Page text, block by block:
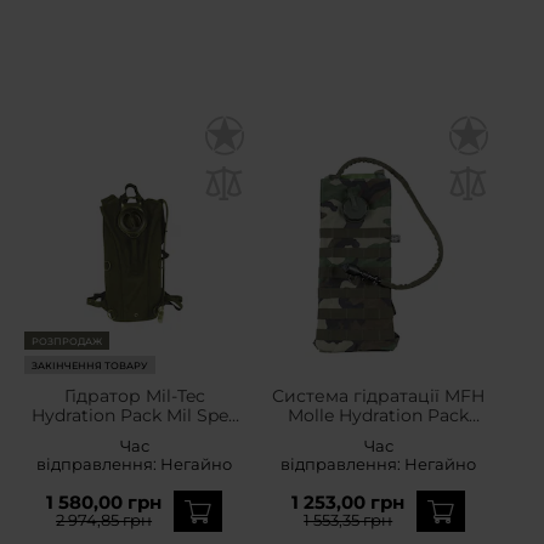
РОЗПРОДАЖ
ЗАКІНЧЕННЯ ТОВАРУ
Гідратор Mil-Tec
Hydration Pack Mil Spec
Час
відправлення: Негайно
1 580,00 грн
2 974,85 грн
Система гідратації MFH
Molle Hydration Pack
Час
відправлення: Негайно
1 253,00 грн
1 553,35 грн